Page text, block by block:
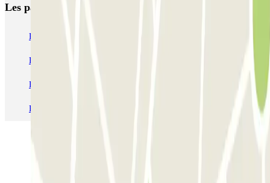
Les parkings les
Parking Paris
Parking Charles de Gaulle - Roissy Aeroport
Parking Aéroport Roland Garros La Réunion P4 Longue Durée
Parking Aéroport Barcelone